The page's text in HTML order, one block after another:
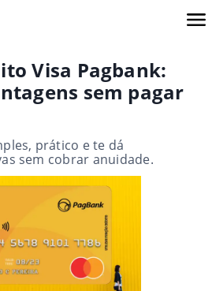
Visa Pagbank:
sem pagar
prático e te dá
sem cobrar anuidade.